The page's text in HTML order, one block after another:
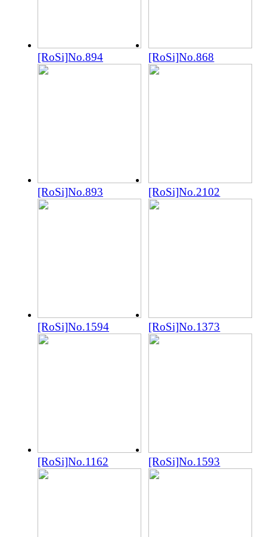
[RoSi]No.894 [RoSi]No.868
[RoSi]No.893 [RoSi]No.2102
[RoSi]No.1594 [RoSi]No.1373
[RoSi]No.1162 [RoSi]No.1593